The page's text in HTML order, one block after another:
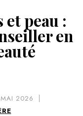
peau :
en
MAI 2026